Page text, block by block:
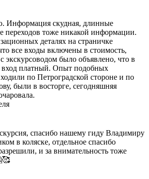
Информация скудная, длинные
переходов тоже никакой информации.
деталях на страничке
все входы включены в стоимость,
экскурсоводом было объявлено, что в
вход платный. Опыт подобных
по Петроградской стороне и по
были в восторге, сегодняшняя
спасибо нашему гиду Владимиру
в коляске, отдельное спасибо
и за внимательность тоже